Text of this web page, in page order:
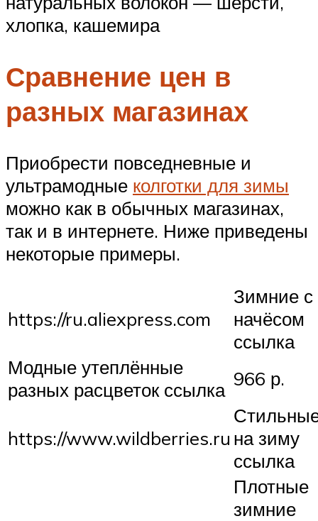
хлопка, кашемира
Сравнение цен в
разных магазинах
Приобрести повседневные и
ультрамодные колготки для зимы
можно как в обычных магазинах,
так и в интернете. Ниже приведены
некоторые примеры.
https://ru.aliexpress.com
Зимние с
начёсом
ссылка
Модные утеплённые
разных расцветок ссылка 966 р.
https://www.wildberries.ru на зиму
ссылка
Плотные
зимние